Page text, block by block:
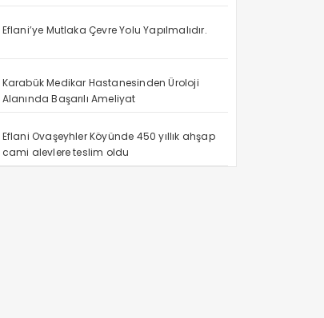
Eflani’ye Mutlaka Çevre Yolu Yapılmalıdır.
Karabük Medikar Hastanesinden Üroloji
Alanında Başarılı Ameliyat
Eflani Ovaşeyhler Köyünde 450 yıllık ahşap
cami alevlere teslim oldu